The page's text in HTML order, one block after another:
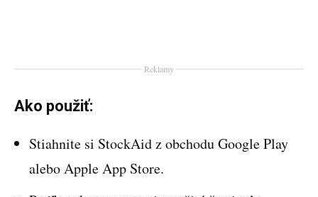
Reklamy
Ako použiť:
Stiahnite si StockAid z obchodu Google Play
alebo Apple App Store.